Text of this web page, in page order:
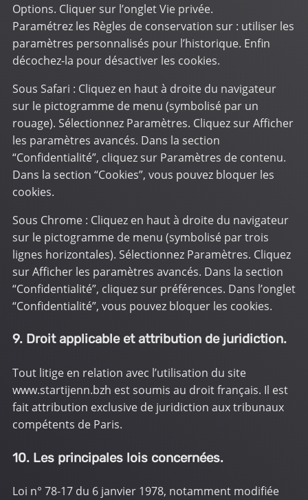
Options. Cliquer sur l’onglet Vie privée.
Paramétrez les Règles de conservation sur : utiliser les
paramètres personnalisés pour l’historique. Enfin
décochez-la pour désactiver les cookies.
Sous Safari : Cliquez en haut à droite du navigateur
sur le pictogramme de menu (symbolisé par un
rouage). Sélectionnez Paramètres. Cliquez sur Afficher
les paramètres avancés. Dans la section
“Confidentialité”, cliquez sur Paramètres de contenu.
Dans la section “Cookies”, vous pouvez bloquer les
cookies.
Sous Chrome : Cliquez en haut à droite du navigateur
sur le pictogramme de menu (symbolisé par trois
lignes horizontales). Sélectionnez Paramètres. Cliquez
sur Afficher les paramètres avancés. Dans la section
“Confidentialité”, cliquez sur préférences. Dans l’onglet
“Confidentialité”, vous pouvez bloquer les cookies.
9. Droit applicable et attribution de juridiction.
Tout litige en relation avec l’utilisation du site
www.startijenn.bzh est soumis au droit français. Il est
fait attribution exclusive de juridiction aux tribunaux
compétents de Paris.
10. Les principales lois concernées.
Loi n° 78-17 du 6 janvier 1978, notamment modifiée